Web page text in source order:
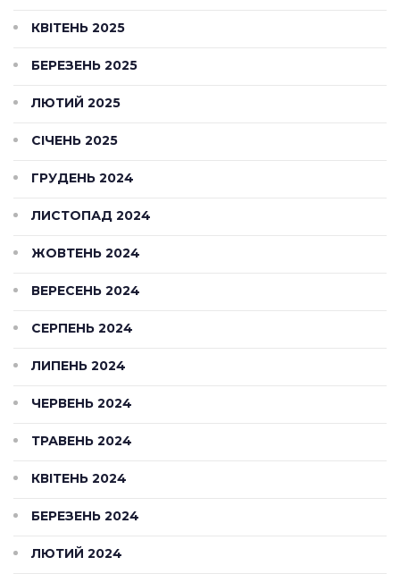
КВІТЕНЬ 2025
БЕРЕЗЕНЬ 2025
ЛЮТИЙ 2025
СІЧЕНЬ 2025
ГРУДЕНЬ 2024
ЛИСТОПАД 2024
ЖОВТЕНЬ 2024
ВЕРЕСЕНЬ 2024
СЕРПЕНЬ 2024
ЛИПЕНЬ 2024
ЧЕРВЕНЬ 2024
ТРАВЕНЬ 2024
КВІТЕНЬ 2024
БЕРЕЗЕНЬ 2024
ЛЮТИЙ 2024